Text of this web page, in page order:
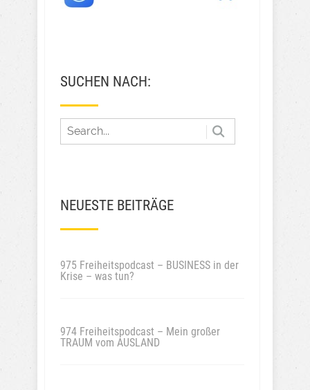
SUCHEN NACH:
NEUESTE BEITRÄGE
975 Freiheitspodcast – BUSINESS in der
Krise – was tun?
974 Freiheitspodcast – Mein großer
TRAUM vom AUSLAND